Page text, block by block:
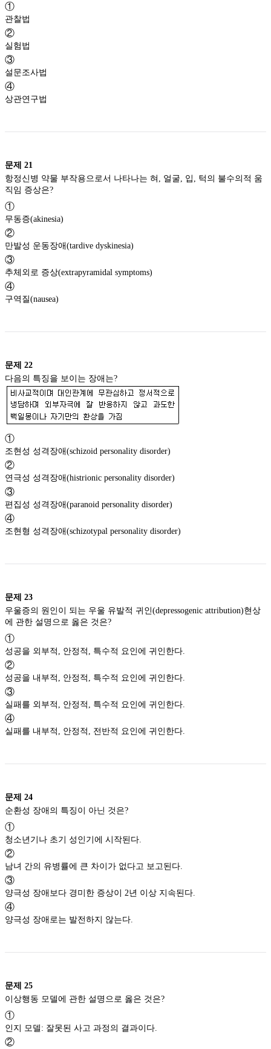
①
관찰법
②
실험법
③
설문조사법
④
상관연구법
문제 21
항정신병 약물 부작용으로서 나타나는 혀, 얼굴, 입, 턱의 불수의적 움
①
무동증(akinesia)
②
만발성 운동장애(tardive dyskinesia)
③
추체외로 증상(extrapyramidal symptoms)
④
구역질(nausea)
문제 22
①
조현성 성격장애(schizoid personality disorder)
②
연극성 성격장애(histrionic personality disorder)
③
편집성 성격장애(paranoid personality disorder)
④
조현형 성격장애(schizotypal personality disorder)
문제 23
우울증의 원인이 되는 우울 유발적 귀인(depressogenic attribution)현상
①
성공을 외부적, 안정적, 특수적 요인에 귀인한다.
②
성공을 내부적, 안정적, 특수적 요인에 귀인한다.
③
실패를 외부적, 안정적, 특수적 요인에 귀인한다.
④
실패를 내부적, 안정적, 전반적 요인에 귀인한다.
문제 24
①
청소년기나 초기 성인기에 시작된다.
②
남녀 간의 유병률에 큰 차이가 없다고 보고된다.
③
양극성 장애보다 경미한 증상이 2년 이상 지속된다.
④
양극성 장애로는 발전하지 않는다.
문제 25
①
인지 모델: 잘못된 사고 과정의 결과이다.
②